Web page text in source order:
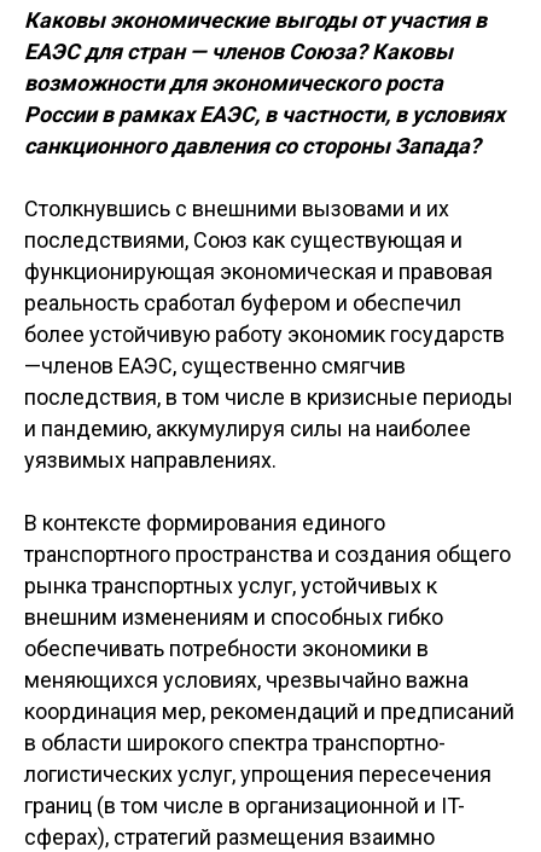
Каковы экономические выгоды от участия в
ЕАЭС для стран — членов Союза? Каковы
возможности для экономического роста
России в рамках ЕАЭС, в частности, в условиях
санкционного давления со стороны Запада?
Столкнувшись с внешними вызовами и их
последствиями, Союз как существующая и
функционирующая экономическая и правовая
реальность сработал буфером и обеспечил
более устойчивую работу экономик государств
—членов ЕАЭС, существенно смягчив
последствия, в том числе в кризисные периоды
и пандемию, аккумулируя силы на наиболее
уязвимых направлениях.
В контексте формирования единого
транспортного пространства и создания общего
рынка транспортных услуг, устойчивых к
внешним изменениям и способных гибко
обеспечивать потребности экономики в
меняющихся условиях, чрезвычайно важна
координация мер, рекомендаций и предписаний
в области широкого спектра транспортно-
логистических услуг, упрощения пересечения
границ (в том числе в организационной и IT-
сферах), стратегий размещения взаимно